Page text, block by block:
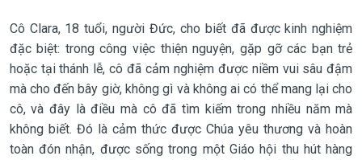
Cô Clara, 18 tuổi, người Đức, cho biết đã được kinh nghiệm
đặc biệt: trong công việc thiện nguyện, gặp gỡ các bạn trẻ
hoặc tại thánh lễ, cô đã cảm nghiệm được niềm vui sâu đậm
mà cho đến bây giờ, không gì và không ai có thể mang lại cho
cô, và đây là điều mà cô đã tìm kiếm trong nhiều năm mà
không biết. Đó là cảm thức được Chúa yêu thương và hoàn
toàn đón nhận, được sống trong một Giáo hội thu hút hàng